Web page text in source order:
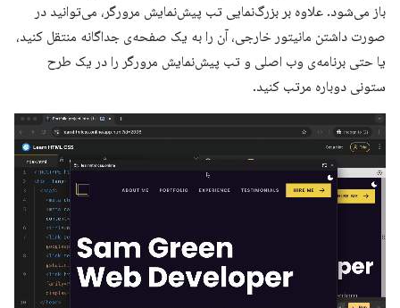
باز می‌شود. علاوه بر بزرگ‌نمایی تب پیش‌نمایش مرورگر، می‌توانید در
صورت داشتن مانیتور خارجی، آن را به یک صفحه‌ی جداگانه منتقل کنید،
یا حتی برنامه‌ی وب اصلی و تب پیش‌نمایش مرورگر را در یک طرح
ستونی دوباره مرتب کنید.